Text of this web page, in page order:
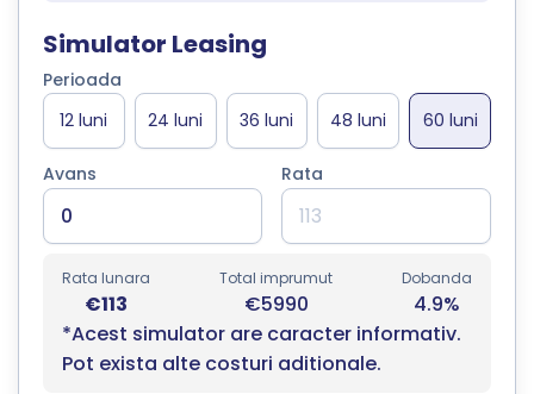
Simulator Leasing
Perioada
Avans Rata
Rata lunara
€113
Total imprumut
€5990
Dobanda
4.9%
*Acest simulator are caracter informativ.
Pot exista alte costuri aditionale.